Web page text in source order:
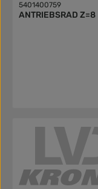
5401400759
ANTRIEBSRAD Z=8